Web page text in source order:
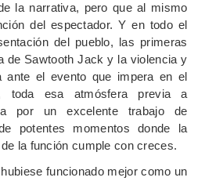
la narrativa, pero que al mismo
del espectador. Y en todo el
del pueblo, las primeras
de Sawtooth Jack y la violencia y
ante el evento que impera en el
toda esa atmósfera previa a
por un excelente trabajo de
potentes momentos donde la
la función cumple con creces.
funcionado mejor como un